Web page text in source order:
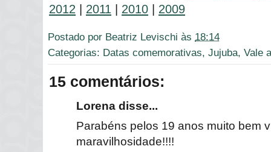
2012
2011 2010 2009
Postado por Beatriz Levischi às 18:14
Categorias: Datas comemorativas, Jujuba, Vale
15 comentários:
Lorena disse...
Parabéns pelos 19 anos muito bem
maravilhosidade!!!!